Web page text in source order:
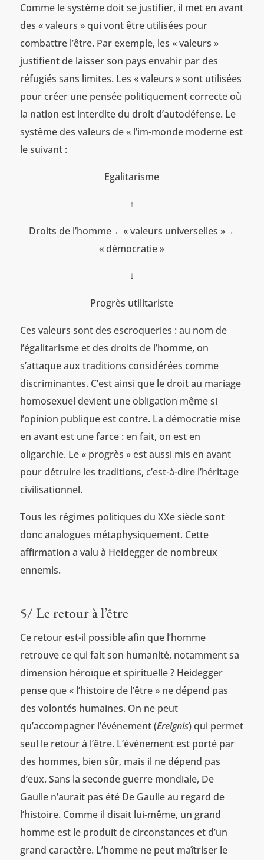
Comme le système doit se justifier, il met en avant
des « valeurs » qui vont être utilisées pour
combattre l’être. Par exemple, les « valeurs »
justifient de laisser son pays envahir par des
réfugiés sans limites. Les « valeurs » sont utilisées
pour créer une pensée politiquement correcte où
la nation est interdite du droit d’autodéfense. Le
système des valeurs de « l’im-monde moderne est
le suivant :
Egalitarisme
↑
Droits de l’homme ←« valeurs universelles »→
« démocratie »
↓
Progrès utilitariste
Ces valeurs sont des escroqueries : au nom de
l’égalitarisme et des droits de l’homme, on
s’attaque aux traditions considérées comme
discriminantes. C’est ainsi que le droit au mariage
homosexuel devient une obligation même si
l’opinion publique est contre. La démocratie mise
en avant est une farce : en fait, on est en
oligarchie. Le « progrès » est aussi mis en avant
pour détruire les traditions, c’est-à-dire l’héritage
civilisationnel.
Tous les régimes politiques du XXe siècle sont
donc analogues métaphysiquement. Cette
affirmation a valu à Heidegger de nombreux
ennemis.
5/ Le retour à l’être
Ce retour est-il possible afin que l’homme
retrouve ce qui fait son humanité, notamment sa
dimension héroïque et spirituelle ? Heidegger
pense que « l’histoire de l’être » ne dépend pas
des volontés humaines. On ne peut
qu’accompagner l’événement (Ereignis) qui permet
seul le retour à l’être. L’événement est porté par
des hommes, bien sûr, mais il ne dépend pas
d’eux. Sans la seconde guerre mondiale, De
Gaulle n’aurait pas été De Gaulle au regard de
l’histoire. Comme il disait lui-même, un grand
homme est le produit de circonstances et d’un
grand caractère. L’homme ne peut maîtriser le